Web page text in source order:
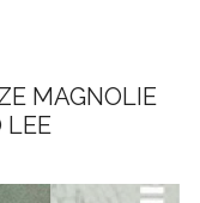
MAGNOLIE
LEE